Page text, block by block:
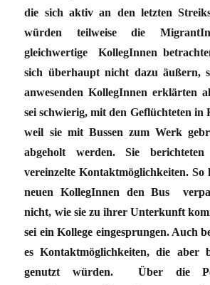
die sich aktiv an den letzten
würden teilweise die
gleichwertige KollegInnen
sich überhaupt nicht dazu äußern,
anwesenden KollegInnen erklärten
sei schwierig, mit den Geflüchteten in
weil sie mit Bussen zum Werk
abgeholt werden. Sie
vereinzelte Kontaktmöglichkeiten.
neuen KollegInnen den Bus
nicht, wie sie zu ihrer Unterkunft
sei ein Kollege eingesprungen. Auch
es Kontaktmöglichkeiten, die aber
genutzt würden. Über die